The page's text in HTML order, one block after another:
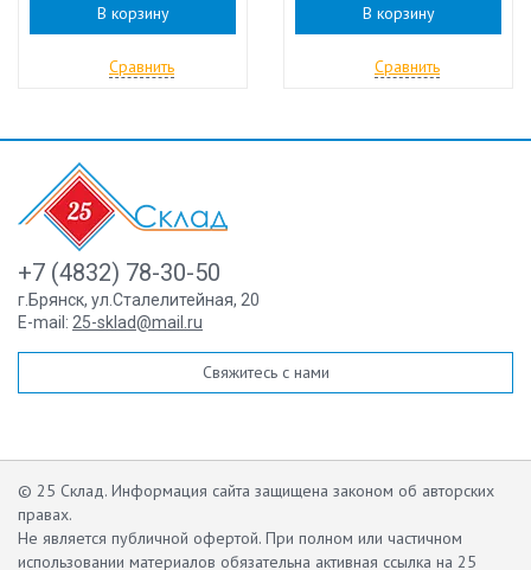
В корзину
Сравнить
В корзину
Сравнить
+7 (4832) 78-30-50
г.Брянск, ул.Сталелитейная, 20
E-mail: 25-sklad@mail.ru
Свяжитесь с нами
© 25 Склад. Информация сайта защищена законом об авторских
правах.
Не является публичной офертой. При полном или частичном
использовании материалов обязательна активная ссылка на 25